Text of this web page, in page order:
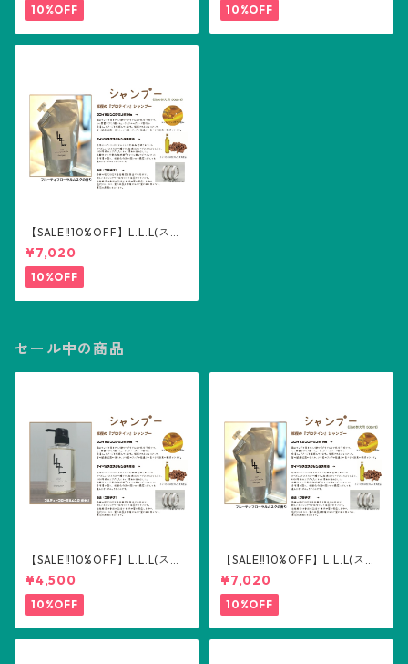
10%OFF 10%OFF
【SALE‼️10%OFF】L.L.L(スリ
ーエル) シャンプー詰め替え用
500ml
¥7,020
10%OFF
セール中の商品
【SALE‼️10%OFF】L.L.L(スリ
ーエル) シャンプー300ml
¥4,500
10%OFF
【SALE‼️10%OFF】L.L.L(スリ
ーエル) シャンプー詰め替え用
500ml
¥7,020
10%OFF